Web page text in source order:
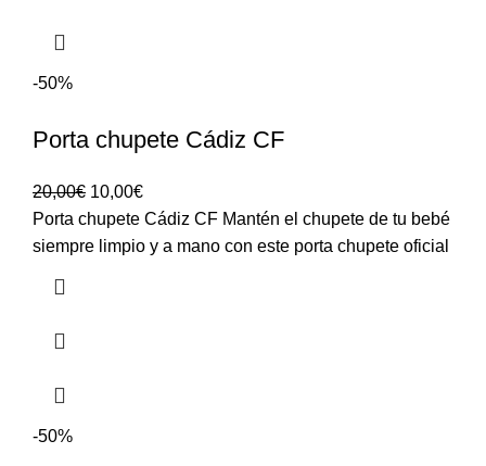
-50%
Porta chupete Cádiz CF
20,00€ 10,00€
Porta chupete Cádiz CF Mantén el chupete de tu bebé
siempre limpio y a mano con este porta chupete oficial
-50%